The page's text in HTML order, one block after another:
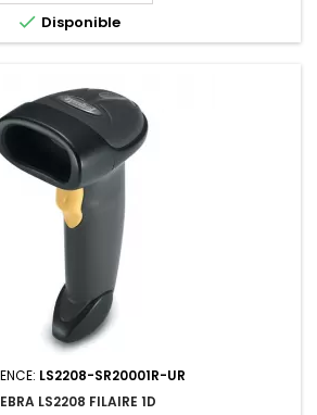
 Disponible
LS2208-SR20001R-UR
LS2208 FILAIRE 1D